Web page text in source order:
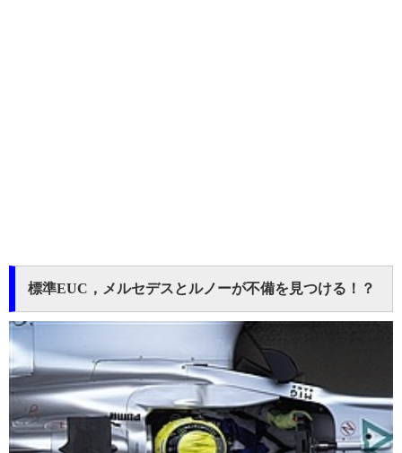
標準EUC，メルセデスとルノーが不備を見つける！？